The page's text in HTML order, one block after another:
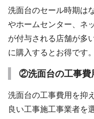
洗面台のセール時期は
やホームセンター、ネ
が付与される店舗が多
に購入するとお得です。
②洗面台の工事費
洗面台の工事費用を抑
良い工事施工事業者を